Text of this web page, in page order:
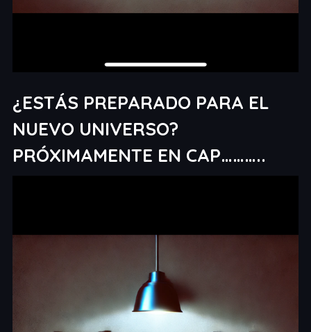
¿ESTÁS PREPARADO PARA EL
NUEVO UNIVERSO?
PRÓXIMAMENTE EN CAP………..